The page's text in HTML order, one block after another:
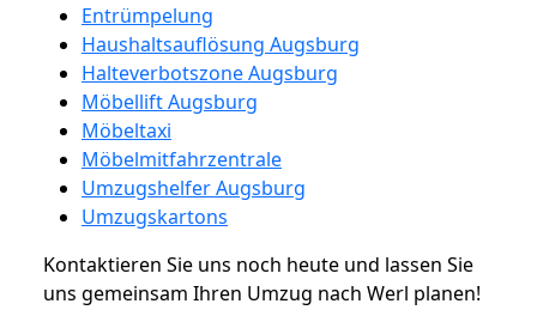
Entrümpelung
Haushaltsauflösung Augsburg
Halteverbotszone Augsburg
Möbellift Augsburg
Möbeltaxi
Möbelmitfahrzentrale
Umzugshelfer Augsburg
Umzugskartons
Kontaktieren Sie uns noch heute und lassen Sie
uns gemeinsam Ihren Umzug nach Werl planen!